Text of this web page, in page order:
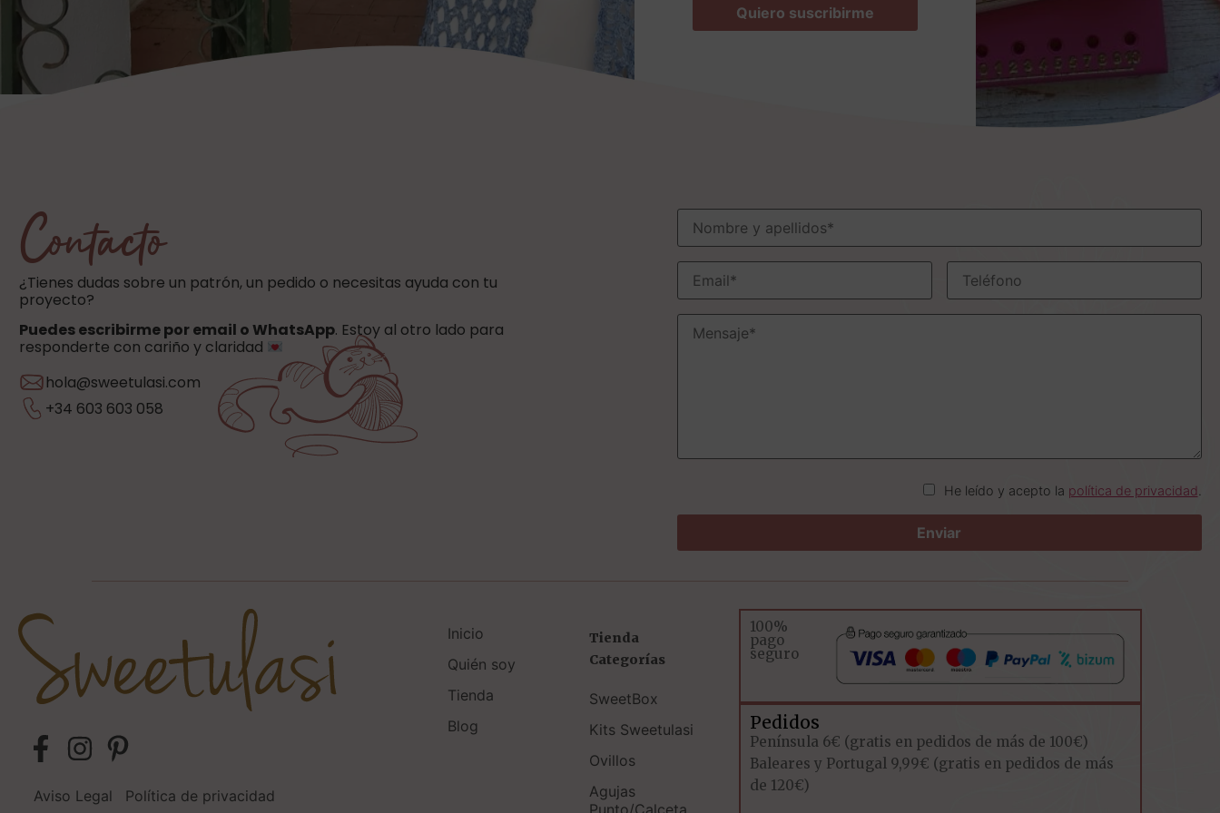
Contacto
¿Tienes dudas sobre un patrón, un pedido o necesitas ayuda con tu
proyecto?
Puedes escribirme por email o WhatsApp. Estoy al otro lado para
responderte con cariño y claridad
hola@sweetulasi.com
+34 603 603 058
He leído y acepto la política de privacidad
Aviso Legal Política de privacidad
Inicio
Quién soy
Tienda
Blog
Tienda
Categorías
SweetBox
Kits Sweetulasi
Ovillos
Agujas
100%
pago
seguro
Pedidos
Península 6€ (gratis en pedidos de más de 100€)
Baleares y Portugal 9,99€ (gratis en pedidos de más
de 120€)